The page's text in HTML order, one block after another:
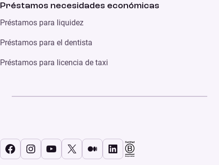
Préstamos necesidades económicas
Préstamos para liquidez
Préstamos para el dentista
Préstamos para licencia de taxi
Facebook
Instagram
YouTube
X Medium
LinkedIn